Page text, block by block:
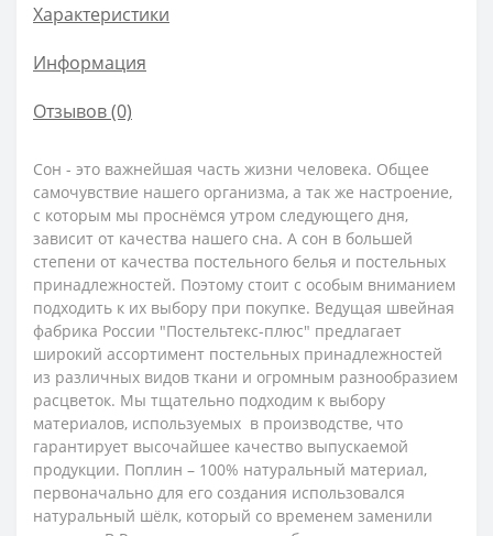
Характеристики
Информация
Отзывов (0)
Сон - это важнейшая часть жизни человека. Общее
самочувствие нашего организма, а так же настроение,
с которым мы проснёмся утром следующего дня,
зависит от качества нашего сна. А сон в большей
степени от качества постельного белья и постельных
принадлежностей. Поэтому стоит с особым вниманием
подходить к их выбору при покупке. Ведущая швейная
фабрика России "Постельтекс-плюс" предлагает
широкий ассортимент постельных принадлежностей
из различных видов ткани и огромным разнообразием
расцветок. Мы тщательно подходим к выбору
материалов, используемых в производстве, что
гарантирует высочайшее качество выпускаемой
продукции. Поплин – 100% натуральный материал,
первоначально для его создания использовался
натуральный шёлк, который со временем заменили